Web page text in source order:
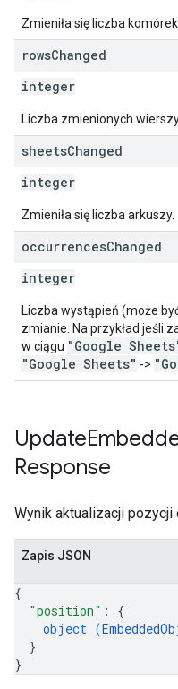
Zmieniła się liczba
rowsChanged
integer
Liczba zmienionych
sheetsChanged
integer
Zmieniła się liczba arkuszy.
occurrencesChanged
integer
Liczba wystąpień (może
zmianie. Na przykład jeśli
w ciągu "Google
"Google Sheets" ->
Update
Response
Wynik aktualizacji
Zapis JSON
{
"position" : {
object (
}
}